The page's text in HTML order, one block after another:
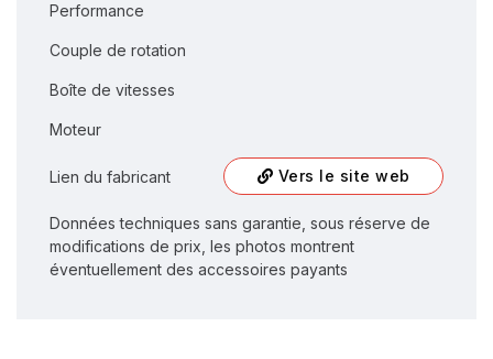
Performance
Couple de rotation
Boîte de vitesses
Moteur
Lien du fabricant Vers le site web
Données techniques sans garantie, sous réserve de
modifications de prix, les photos montrent
éventuellement des accessoires payants